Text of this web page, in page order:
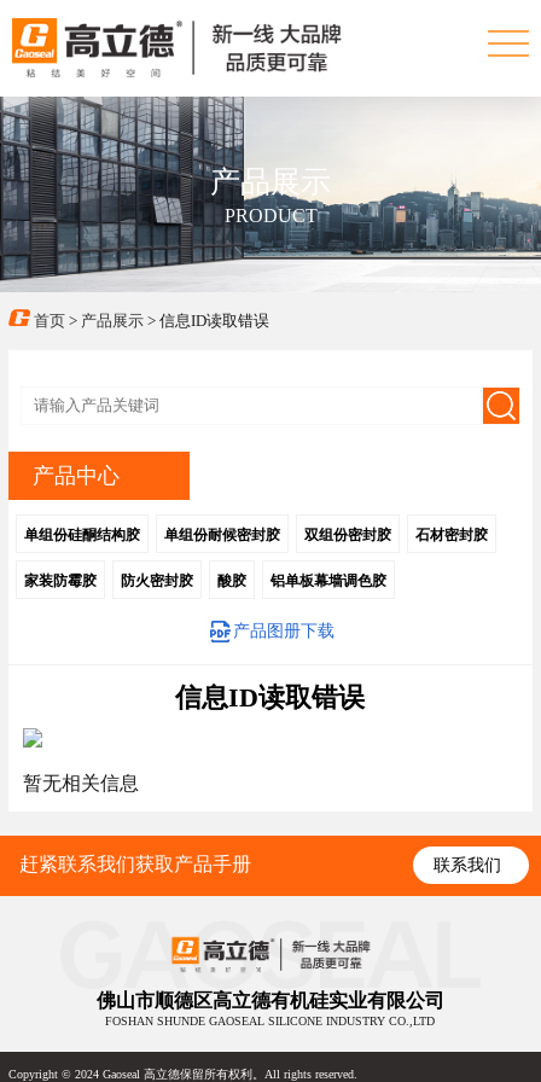
产品展示
PRODUCT
首页> 产品展示> 信息ID读取错误
产品中心
单组份硅酮结构胶 单组份耐候密封胶 双组份密封胶 石材密封胶
家装防霉胶 防火密封胶 酸胶 铝单板幕墙调色胶
产品图册下载
信息ID读取错误
暂无相关信息
赶紧联系我们获取产品手册 联系我们
佛山市顺德区高立德有机硅实业有限公司
FOSHAN SHUNDE GAOSEAL SILICONE INDUSTRY CO.,LTD
Copyright © 2024 Gaoseal 高立德保留所有权利。All rights reserved.